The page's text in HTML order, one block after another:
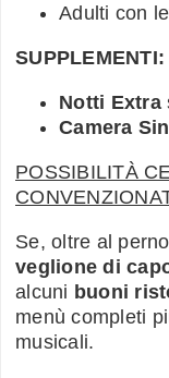
Adulti con
SUPPLEMENTI:
Notti Extra
Camera
POSSIBILITÀ
Se, oltre al
veglione di
alcuni buoni
menù completi
musicali.